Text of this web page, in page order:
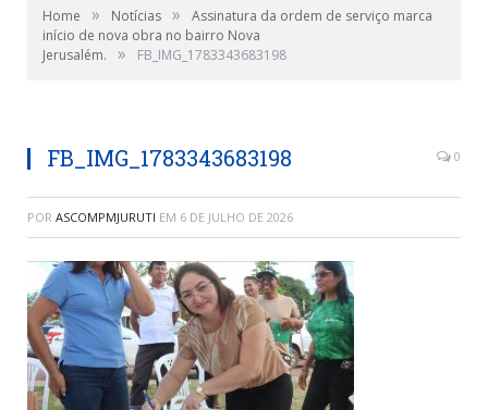
Home » Notícias »
Assinatura da ordem de serviço marca
início de nova obra no bairro Nova
Jerusalém.
» FB_IMG_1783343683198
FB_IMG_1783343683198 0
POR ASCOMPMJURUTI EM 6 DE JULHO DE 2026